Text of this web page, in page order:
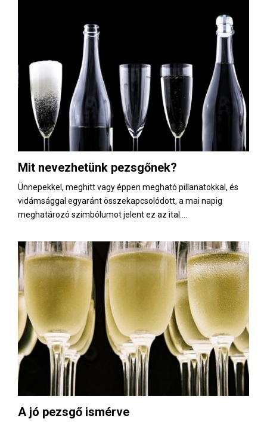
Mit nevezhetünk pezsgőnek?
Ünnepekkel, meghitt vagy éppen megható pillanatokkal, és
vidámsággal egyaránt összekapcsolódott, a mai napig
meghatározó szimbólumot jelent ez az ital....
A jó pezsgő ismérve